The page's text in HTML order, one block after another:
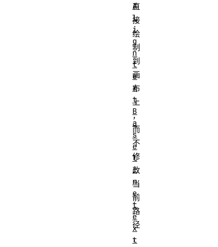
直
接
绘
制
到
画
布
上
，
而
不
修
改
当
前
路
径
，
A
l
i
g
n
t
e
x
t
B
a
s
e
l
i
n
e
t
e
x
t